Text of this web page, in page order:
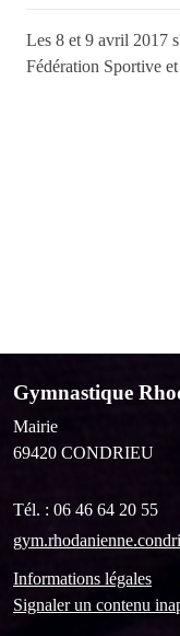
Les 8 et 9 avril 2017
Fédération Sportive
Gymnastique
Mairie
69420 CONDRIEU
Tél. : 06 46 64 20 55
Informations légales
Signaler un contenu